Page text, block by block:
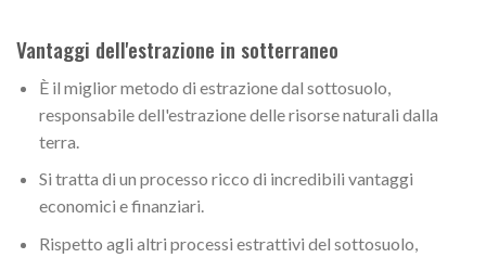
Vantaggi dell'estrazione in sotterraneo
È il miglior metodo di estrazione dal sottosuolo,
responsabile dell'estrazione delle risorse naturali dalla
terra.
Si tratta di un processo ricco di incredibili vantaggi
economici e finanziari.
Rispetto agli altri processi estrattivi del sottosuolo,